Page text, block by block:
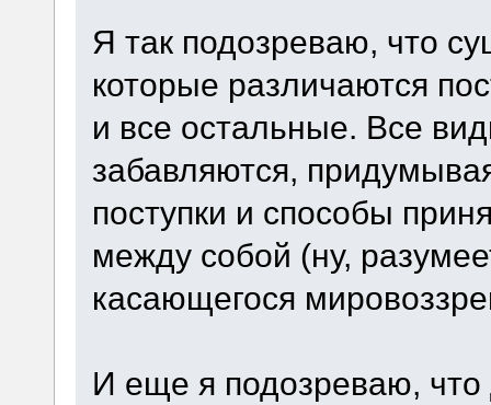
Я так подозреваю, что
которые различаются
и все остальные. Все
забавляются,
поступки и способы
между собой (ну,
касающегося
И еще я подозреваю,